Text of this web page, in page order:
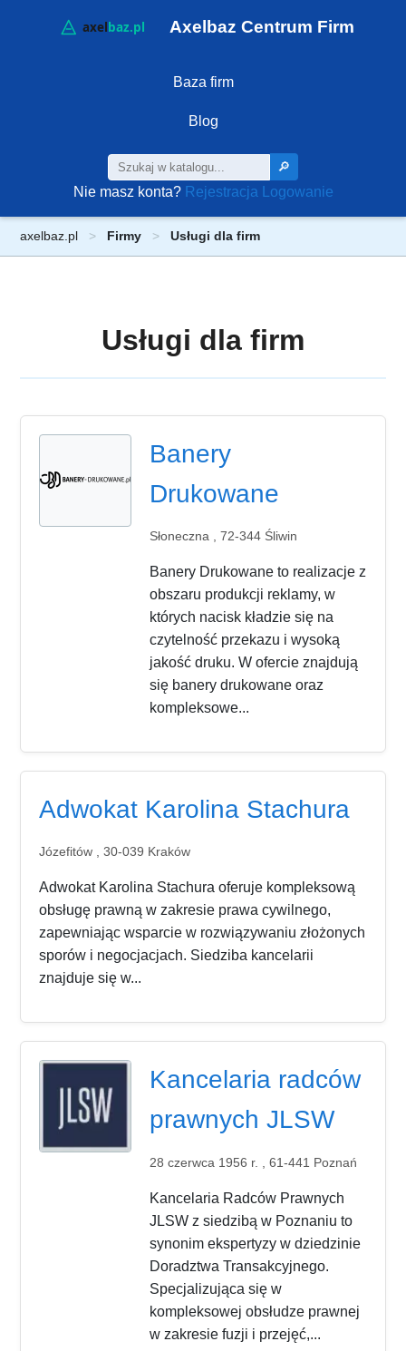
Axelbaz Centrum Firm
Baza firm
Blog
🔎
Nie masz konta? Rejestracja Logowanie
axelbaz.pl Firmy Usługi dla firm
Usługi dla firm
Banery
Drukowane
Słoneczna , 72-344 Śliwin
Banery Drukowane to realizacje z
obszaru produkcji reklamy, w
których nacisk kładzie się na
czytelność przekazu i wysoką
jakość druku. W ofercie znajdują
się banery drukowane oraz
kompleksowe...
Adwokat Karolina Stachura
Józefitów , 30-039 Kraków
Adwokat Karolina Stachura oferuje kompleksową
obsługę prawną w zakresie prawa cywilnego,
zapewniając wsparcie w rozwiązywaniu złożonych
sporów i negocjacjach. Siedziba kancelarii
znajduje się w...
Kancelaria radców
prawnych JLSW
28 czerwca 1956 r. , 61-441 Poznań
Kancelaria Radców Prawnych
JLSW z siedzibą w Poznaniu to
synonim ekspertyzy w dziedzinie
Doradztwa Transakcyjnego.
Specjalizująca się w
kompleksowej obsłudze prawnej
w zakresie fuzji i przejęć,...